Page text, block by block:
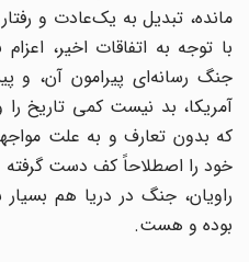
مانده، تبدیل به یک‌عادت و
با توجه به اتفاقات اخیر،
جنگ رسانه‌ای پیرامون آن، و
آمریکا، بد نیست کمی تاریخ را
که بدون تعارف و به علت
خود را اصطلاحاً کف دست گرفته
راویان، جنگ در دریا هم
بوده و هست.